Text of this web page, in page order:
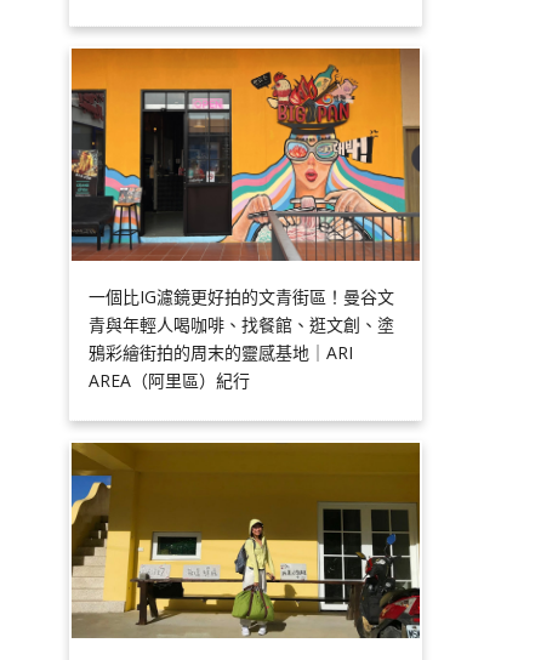
一個比IG濾鏡更好拍的文青街區！曼谷文
青與年輕人喝咖啡、找餐館、逛文創、塗
鴉彩繪街拍的周末的靈感基地｜ARI
AREA（阿里區）紀行